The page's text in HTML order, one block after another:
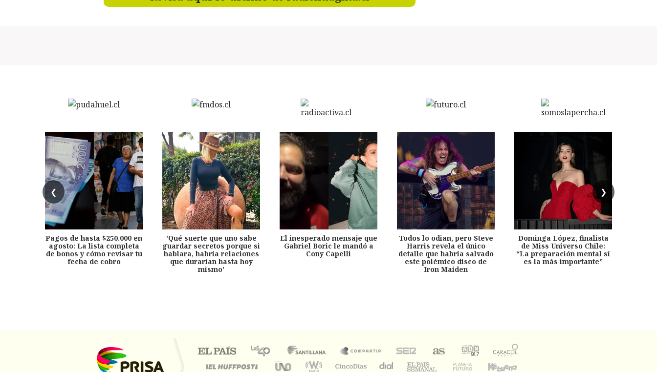
❮ ❯
Pagos de hasta $250.000 en
agosto: La lista completa
de bonos y cómo revisar tu
fecha de cobro
'Qué suerte que uno sabe
guardar secretos porque si
hablara, habría relaciones
que durarían hasta hoy
mismo'
El inesperado mensaje que
Gabriel Boric le mandó a
Cony Capelli
Todos lo odian, pero Steve
Harris revela el único
detalle que habría salvado
este polémico disco de
Iron Maiden
Dominga López, finalista
de Miss Universo Chile:
“La preparación mental sí
es la más importante”